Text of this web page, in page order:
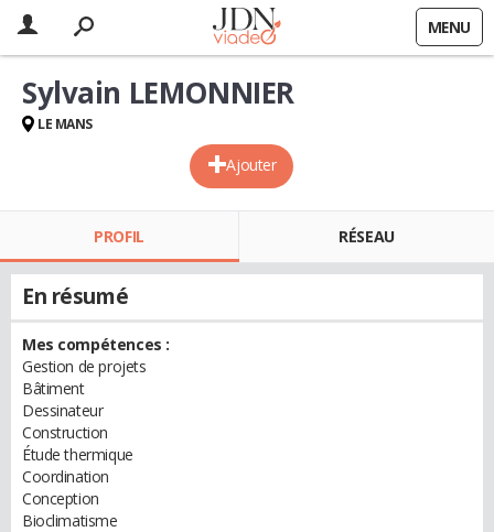
MENU
Ajouter
Sylvain LEMONNIER
LE MANS
PROFIL RÉSEAU
En résumé
Mes compétences :
Gestion de projets
Bâtiment
Dessinateur
Construction
Étude thermique
Coordination
Conception
Bioclimatisme